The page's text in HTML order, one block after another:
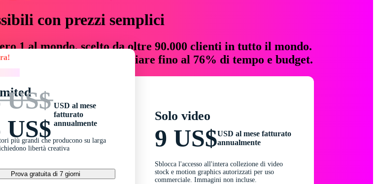
con prezzi semplici
1 al mondo, scelto da oltre 90.000 clienti in tutto il mondo.
che fanno risparmiare fino al 76% di tempo e budget.
US$
US$
USD al mese
fatturato
annualmente
più grandi che producono su larga
libertà creativa
Prova gratuita di 7 giorni
Solo video
9 US$USD al mese fatturato
annualmente
Sblocca l'accesso all'intera collezione di video
stock e motion graphics autorizzati per uso
commerciale. Immagini non incluse.